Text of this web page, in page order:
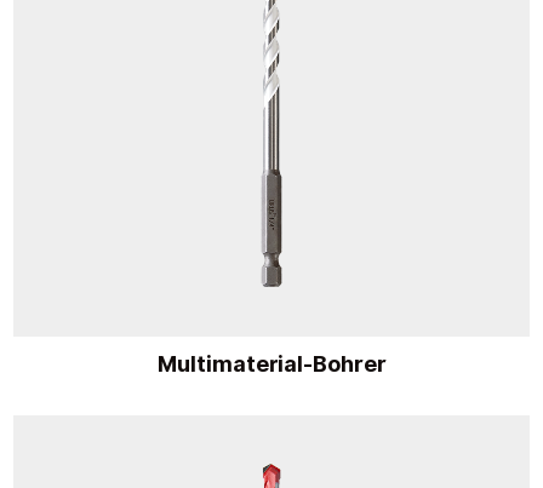
Multimaterial-Bohrer